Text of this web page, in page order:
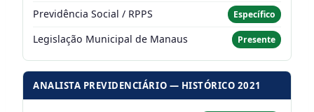
Previdência Social / RPPS Específico
Legislação Municipal de Manaus Presente
ANALISTA PREVIDENCIÁRIO — HISTÓRICO 2021